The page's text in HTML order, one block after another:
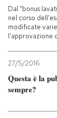
Dal “bonus
nel corso
modificate
l'approvazione
27/5/2016
Questa è la
sempre?